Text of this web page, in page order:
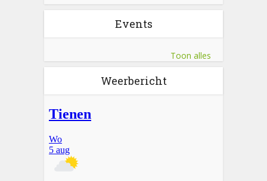
Events
Toon alles
Weerbericht